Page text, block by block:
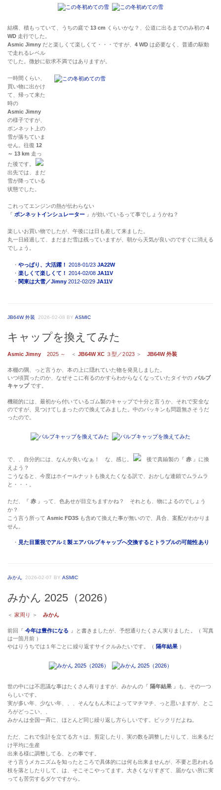
結構、積もっていて、うちの庭で 13 cm くらいかな？、公道に出るまでのみ初の 4
WD 走行でした。
Asmic Jimny だと楽しくて楽しくて・・・ですが、 4 WD は必要なく、普通の駆動
で走れるレベル
でした。微妙に欲求不満ではありますが。
一時間くらい、
買い物に出かけ
て、帰って来た
時の
Asmic Jimny
の様子ですが、
ボンネット上の
雪が落ちていま
せん。往復 12
～ 13 km 走っ
た後です。
出先では、まだ
雪が降っている
状態でした。
これってエンジンの熱が伝わらない
『 ボンネットインシュレーター 』が効いているって事でしょうかね？
楽しいお買い物でしたが、午後には日も差して来ました。
丸一日経過して、まだまだ雪は残っていますが、朝から天気が良いのですぐに消える
でしょう。
・ やっぱり、大活躍！ 2018-01/23 JA22W
・ 楽しくて楽しくて！ 2014-02/08 JA11V
・ 関東は大雪／Jimny 2012-02/29 JA11V
JB64W 外装 2026-02-08 BY ASMIC
キャップを換えてみた
Asmic Jimny 2025 ～ ＜ JB64W XC ３型／2023＞ JB64W 外装
本棚の隅、っと言うか、本の上に隠れていた物を発見しました。
いつ頃買ったのか、なぜそこに有るのかすらわからなくなっていたタイヤの バルブ
キャップです。
機能的には、最初から付いているゴム製のキャップで十分と言うか、それで安全な
のですが、見つけてしまったので換えてみました。中のパッキンも問題無さそうだ
ったので。
で、、自分的には、なんか良いなぁ！ な、感じ。 後で真鍮製の『 赤 』に換
えよう？
こうなると、今度はホイールナットも換えたくなる訳で、おかしな連鎖でムラムラ
と・・・。
ただ、『 赤 』って、色あせが目立ちますかね？ それとも、物によるのでしょう
か？
こう言う所って Asmic FD3S も含めて換えた事が無いので、具合、案配がわかりま
せん。
・ 見た目重視でアルミ製エアバルブキャップへ交換するとトラブルの可能性あり
みかん 2026-02-07 BY ASMIC
みかん 2025（2026）
＜家周り ＞みかん
前回『今年は豊作になる
』と書きましたが、予想通りたくさん実りました。（ 写真
は一箇月前 ）
やはりうちでは１年ごとに繰り返すサイクルみたいです。（ 隔年結果 ）
世の中には不思議な事はたくさん有りますが、みかんの『 隔年結果 』も、その一つ
らしいです。
実が多い年、少ない年、、、そんなもん木によってマチマチ、っと思いますが、とこ
ろがどっこい、、
みかんは全国一斉に、ほとんど同じ繰り返し方らしいです。ビックリだよね。
ただ、これで生計を立てる方々は、剪定したり、実の数を調整したりして、出来るだ
け平均に生産
出来る様に調整してる、との事です。
そう言うメカニズムを知ったところで具体的には何も出来ませんが、不要と思われる
枝を落としたりして、は、そこそこやってます。大きくなりすぎて、届かない所に実
っても苦労するダケですから。